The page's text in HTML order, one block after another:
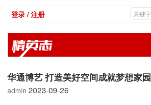
登录 / 注册
华通博艺 打造美好空间成就梦想家园
admin 2023-09-26